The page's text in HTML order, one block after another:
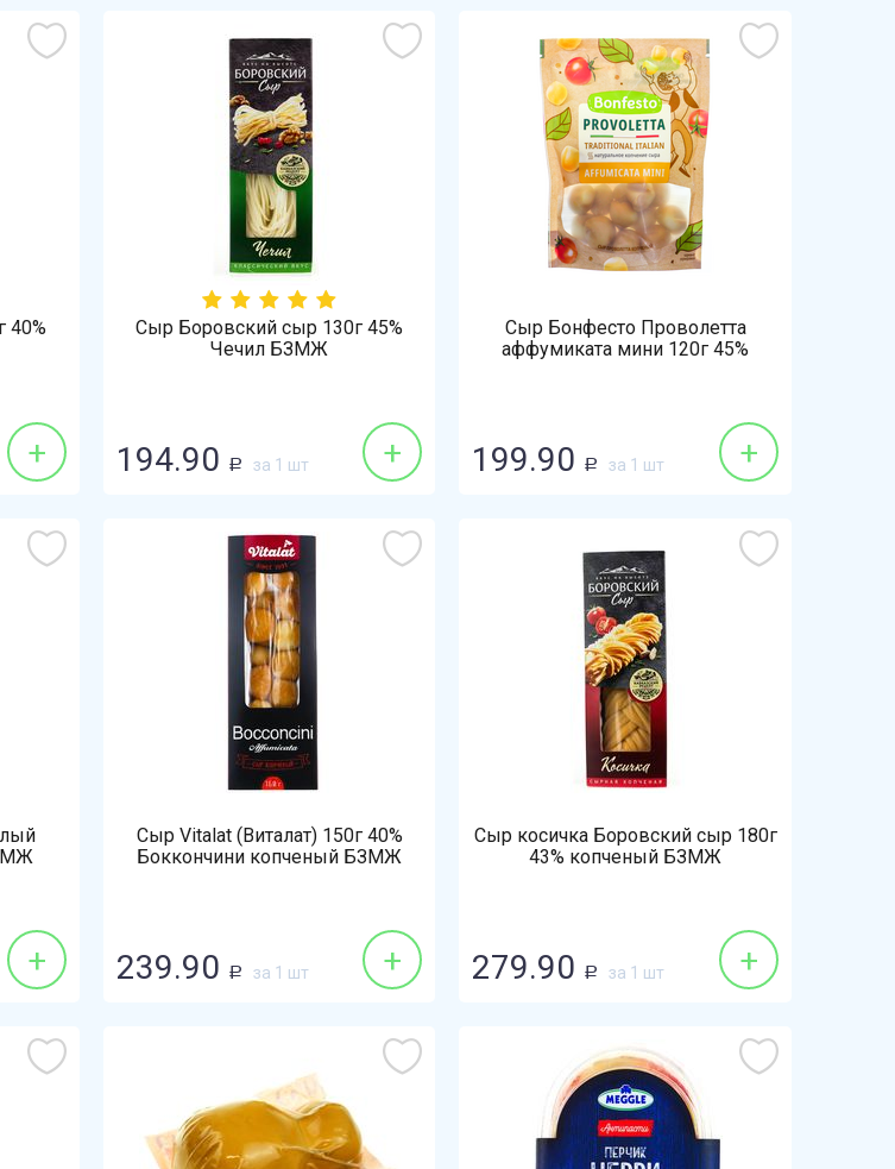
40%
+
Сыр Боровский сыр 130г 45%
Чечил БЗМЖ
194.90 Р за 1 шт +
Сыр Бонфесто Проволетта
аффумиката мини 120г 45%
199.90 Р за 1 шт +
+
Сыр Vitalat (Виталат) 150г 40%
Боккончини копченый БЗМЖ
239.90 Р за 1 шт +
Сыр косичка Боровский сыр 180г
43% копченый БЗМЖ
279.90 Р за 1 шт +